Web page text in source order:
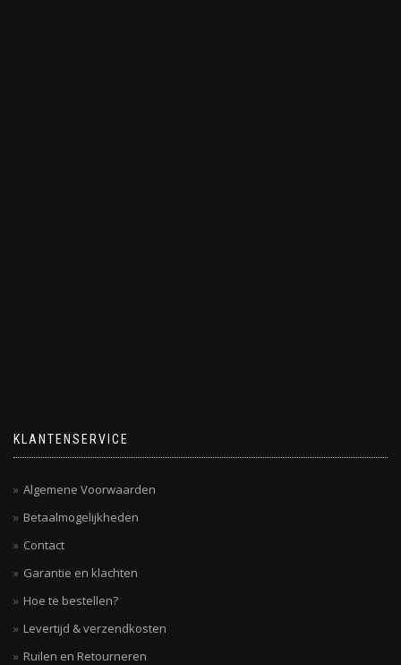
KLANTENSERVICE
Algemene Voorwaarden
Betaalmogelijkheden
Contact
Garantie en klachten
Hoe te bestellen?
Levertijd & verzendkosten
Ruilen en Retourneren